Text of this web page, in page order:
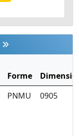
Forme
PNMU 0905